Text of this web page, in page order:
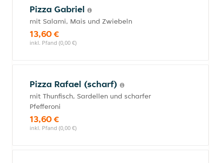
Pizza Gabriel
mit Salami, Mais und Zwiebeln
13,60 €
inkl. Pfand (0,00 €)
Pizza Rafael (scharf)
mit Thunfisch, Sardellen und scharfer
Pfefferoni
13,60 €
inkl. Pfand (0,00 €)